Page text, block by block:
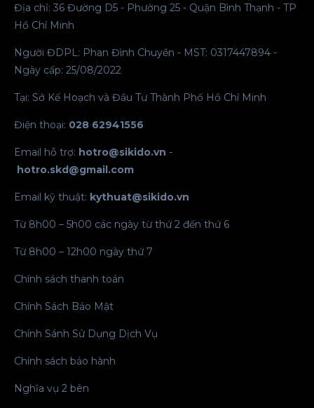
Địa chỉ: 36 Đường D5 - Phường 25 - Quận Bình Thạnh - TP
Hồ Chí Minh
Người ĐDPL: Phan Đình Chuyền - MST: 0317447894 -
Ngày cấp: 25/08/2022
Tại: Sở Kế Hoạch và Đầu Tư Thành Phố Hồ Chí Minh
Điện thoại: 028 62941556
Email hỗ trợ: hotro@sikido.vn -
hotro.skd@gmail.com
Email kỹ thuật: kythuat@sikido.vn
Từ 8h00 – 5h00 các ngày từ thứ 2 đến thứ 6
Từ 8h00 – 12h00 ngày thứ 7
Chính sách thanh toán
Chính Sách Bảo Mật
Chính Sánh Sử Dụng Dịch Vụ
Chính sách bảo hành
Nghĩa vụ 2 bên